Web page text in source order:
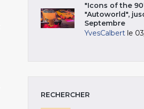
"Icons of the
"Autoworld",
Septembre
YvesCalbert le
RECHERCHER